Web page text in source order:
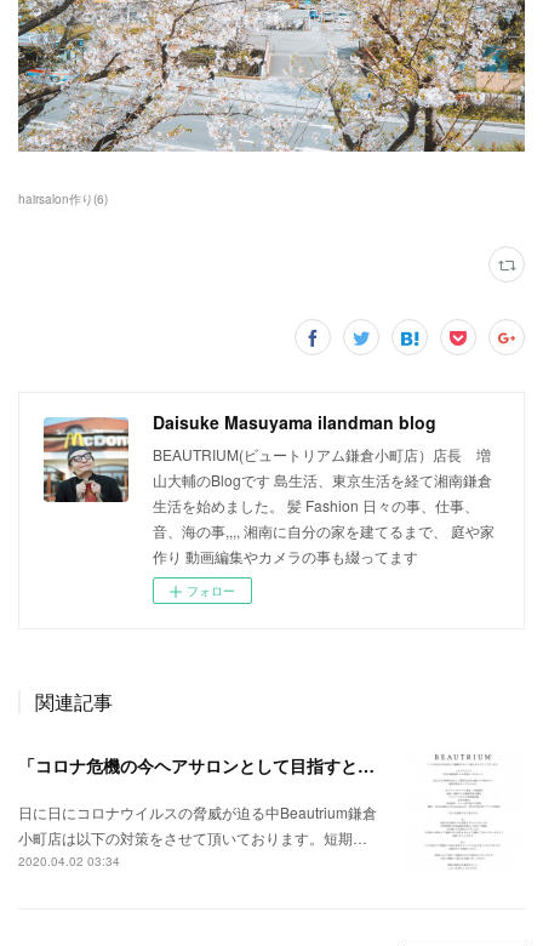
hairsalon作り(6)
Daisuke Masuyama ilandman blog
BEAUTRIUM(ビュートリアム鎌倉小町店）店長 増
山大輔のBlogです 島生活、東京生活を経て湘南鎌倉
生活を始めました。 髪 Fashion 日々の事、仕事、
音、海の事,,,, 湘南に自分の家を建てるまで、 庭や家
作り 動画編集やカメラの事も綴ってます
フォロー
関連記事
「コロナ危機の今ヘアサロンとして目指すところ」お店の感染対策
日に日にコロナウイルスの脅威が迫る中Beautrium鎌倉
小町店は以下の対策をさせて頂いております。短期…
2020.04.02 03:34